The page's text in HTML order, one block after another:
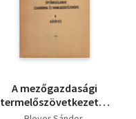
A mezőgazdasági
termelőszövetkezetek
építőbrigádjainak